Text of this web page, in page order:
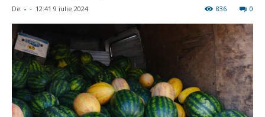
De - - 12:41 9 iulie 2024 0
836